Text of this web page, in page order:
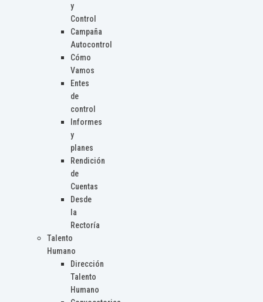
y
Control
Campaña
Autocontrol
Cómo
Vamos
Entes
de
control
Informes
y
planes
Rendición
de
Cuentas
Desde
la
Rectoría
Talento
Humano
Dirección
Talento
Humano